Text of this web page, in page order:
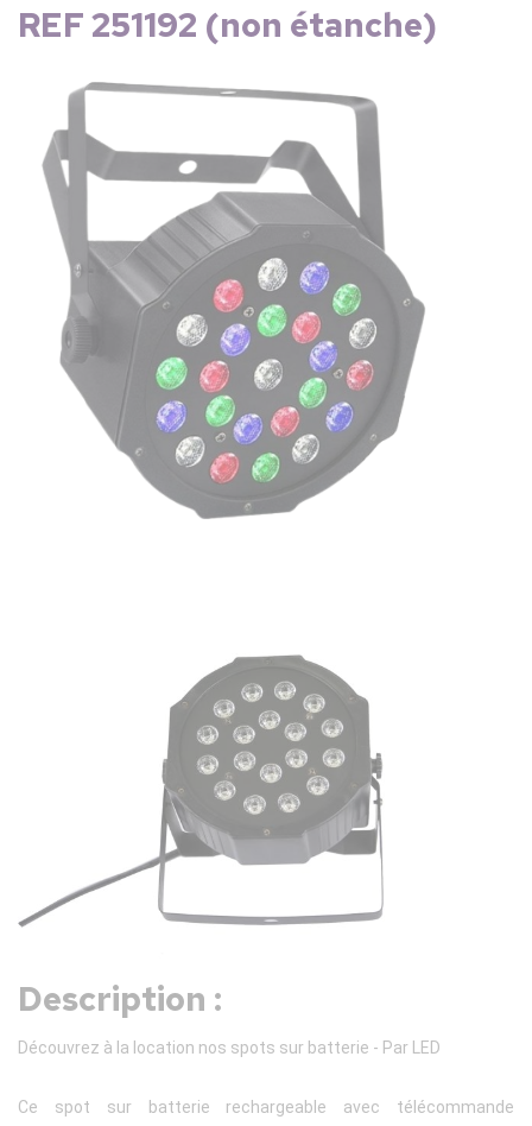
REF 251192 (non étanche)
Description :
Découvrez à la location nos spots sur batterie - Par LED
Ce spot sur batterie rechargeable avec télécommande